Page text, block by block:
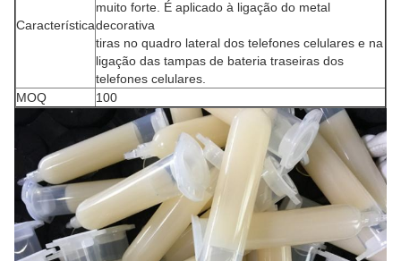
Característica
muito forte. É aplicado à ligação do metal
decorativa
tiras no quadro lateral dos telefones celulares e na
ligação das tampas de bateria traseiras dos
telefones celulares.
MOQ
100